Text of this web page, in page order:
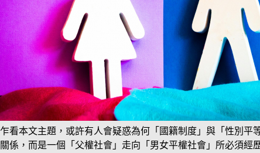
乍看本文主題，或許有人會疑惑為何「國籍制度」與「性別
關係，而是一個「父權社會」走向「男女平權社會」所必須